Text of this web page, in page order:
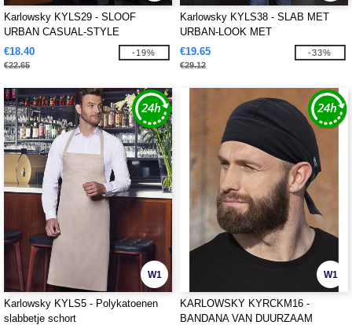
Karlowsky KYLS29 - SLOOF
URBAN CASUAL-STYLE
€18.40
€22.65
-19%
Karlowsky KYLS38 - SLAB MET
URBAN-LOOK MET
KRUISBANDEN EN ZAK
€19.65
€29.12
-33%
W1
Karlowsky KYLS5 - Polykatoenen
slabbetje schort
W1
KARLOWSKY KYRCKM16 -
BANDANA VAN DUURZAAM